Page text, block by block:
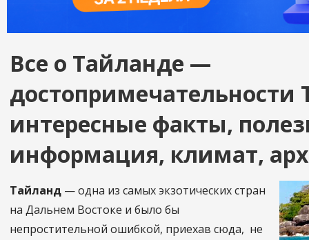
Все о Тайланде —
достопримечательности
интересные факты,
информация, климат,
Тайланд— одна из самых экзотических стран
на Дальнем Востоке и было бы
непростительной ошибкой, приехав сюда, не